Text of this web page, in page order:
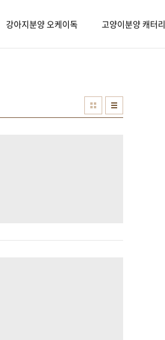
강아지분양 오케이독 고양이분양 캐터리